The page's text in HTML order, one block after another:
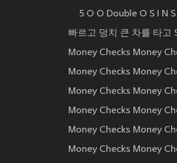
5 O O Double O S I N
빠르고 덩치 큰 차를 타고
Money Checks Money
Money Checks Money
Money Checks Money
Money Checks Money
Money Checks Money
Money Checks Money